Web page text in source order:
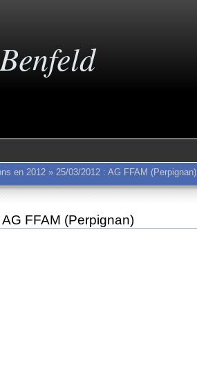
en 2012» 25/03/2012 : AG FFAM (Perpignan)
FFAM (Perpignan)